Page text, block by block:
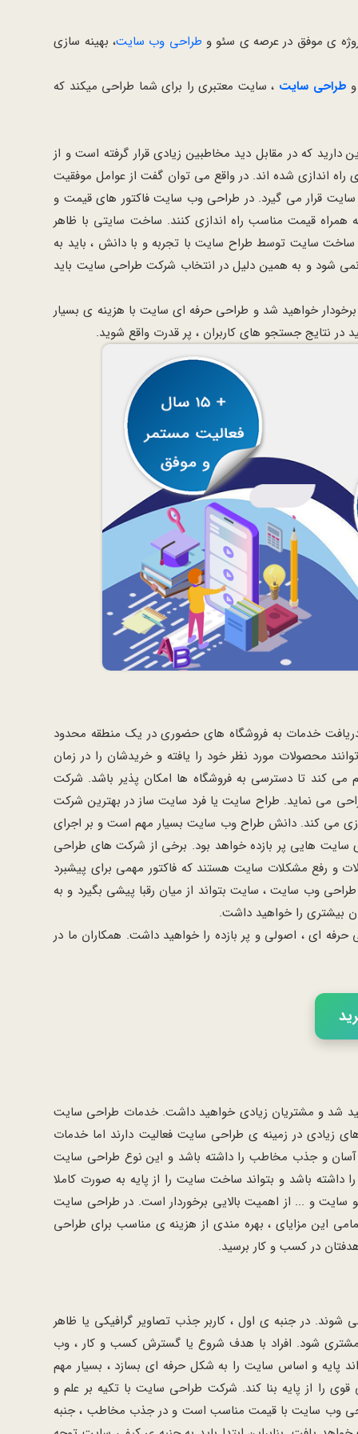
طراحی وب سایت، بهینه سازی
طراحی سایت ، سایت معتبری را برای شما طراحی میکند که
که در مقابل دید مخاطبین زیادی قرار گرفته است و از
راه اندازی شده اند. در واقع می توان گفت از عوامل موفقیت
قرار می گیرد. در طراحی وب سایت فاکتور های قیمت و
قیمت مناسب راه اندازی کنند. ساخت سایتی با ظاهر
ساخت سایت توسط طراح سایت با تجربه و با دانش ، باید به
شود و به همین دلیل در انتخاب شرکت طراحی سایت باید
خواهید شد و طراحی حرفه ای سایت با هزینه ی بسیار
نتایج جستجو های کاربران ، پر قدرت واقع شوید.
دریافت خدمات به فروشگاه های حضوری در یک منطقه محدود
محصولات مورد نظر خود را یافته و خریدشان را در زمان
می کند تا دسترسی به فروشگاه ها امکان پذیر باشد. شرکت
می نماید. طراح سایت یا فرد سایت ساز در بهترین شرکت
می کند. دانش طراح وب سایت بسیار مهم است و بر اجرای
سایت هایی پر بازده خواهد بود. برخی از شرکت های طراحی
و رفع مشکلات سایت هستند که فاکتور مهمی برای پیشبرد
وب سایت ، سایت بتواند از میان رقبا پیشی بگیرد و به
بیشتری را خواهید داشت.
ای ، اصولی و پر بازده را خواهید داشت. همکاران ما در
شد و مشتریان زیادی خواهید داشت. خدمات طراحی سایت
در زمینه ی طراحی سایت فعالیت دارند اما خدمات
آسان و جذب مخاطب را داشته باشد و این نوع طراحی سایت
باشد و بتواند ساخت سایت را از پایه به صورت کاملا
و ... از اهمیت بالایی برخوردار است. در طراحی سایت
این مزایای ، بهره مندی از هزینه ی مناسب برای طراحی
در کسب و کار برسید.
در جنبه ی اول ، کاربر جذب تصاویر گرافیکی یا ظاهر
شود. افراد با هدف شروع یا گسترش کسب و کار ، وب
پایه و اساس سایت را به شکل حرفه ای بسازد ، بسیار مهم
را از پایه بنا کند. شرکت طراحی سایت با تکیه بر علم و
وب سایت با قیمت مناسب است و در جذب مخاطب ، جنبه